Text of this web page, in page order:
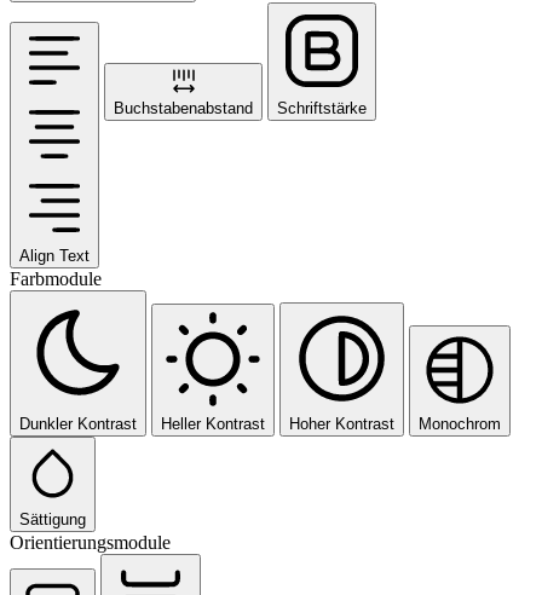
Align Text
Buchstabenabstand Schriftstärke
Farbmodule
Dunkler Kontrast Heller Kontrast Hoher Kontrast Monochrom
Sättigung
Orientierungsmodule